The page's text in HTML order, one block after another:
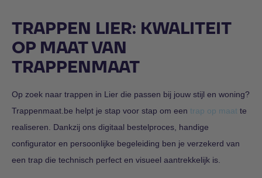
TRAPPEN LIER: KWALITEIT
OP MAAT VAN
TRAPPENMAAT
Op zoek naar trappen in Lier die passen bij jouw stijl en woning?
Trappenmaat.be helpt je stap voor stap om een trap op maat te
realiseren. Dankzij ons digitaal bestelproces, handige
configurator en persoonlijke begeleiding ben je verzekerd van
een trap die technisch perfect en visueel aantrekkelijk is.